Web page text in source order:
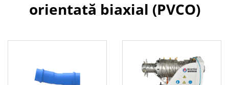
orientată biaxial (PVCO)